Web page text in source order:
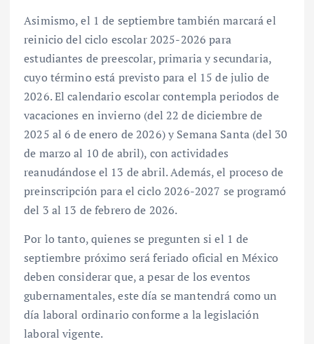
Asimismo, el 1 de septiembre también marcará el
reinicio del ciclo escolar 2025-2026 para
estudiantes de preescolar, primaria y secundaria,
cuyo término está previsto para el 15 de julio de
2026. El calendario escolar contempla periodos de
vacaciones en invierno (del 22 de diciembre de
2025 al 6 de enero de 2026) y Semana Santa (del 30
de marzo al 10 de abril), con actividades
reanudándose el 13 de abril. Además, el proceso de
preinscripción para el ciclo 2026-2027 se programó
del 3 al 13 de febrero de 2026.
Por lo tanto, quienes se pregunten si el 1 de
septiembre próximo será feriado oficial en México
deben considerar que, a pesar de los eventos
gubernamentales, este día se mantendrá como un
día laboral ordinario conforme a la legislación
laboral vigente.